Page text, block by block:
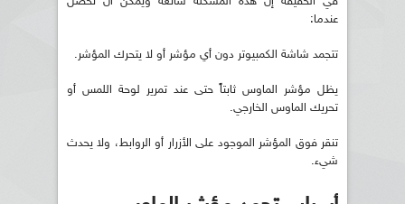
عندما:
تتجمد شاشة الكمبيوتر دون أي مؤشر أو لا يتحرك المؤشر.
يظل مؤشر الماوس ثابتاً حتى عند تمرير لوحة اللمس أو
تحريك الماوس الخارجي.
تنقر فوق المؤشر الموجود على الأزرار أو الروابط، ولا يحدث
شيء.